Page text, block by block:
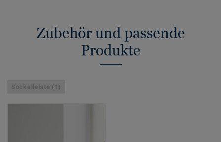
Zubehör und passende
Produkte
Sockelleiste (1)